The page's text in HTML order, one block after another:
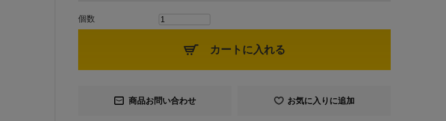
個数
カートに入れる
商品お問い合わせ お気に入りに追加